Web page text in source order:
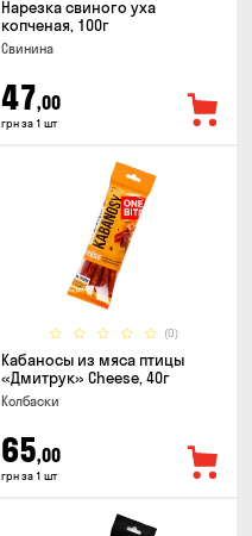
Нарезка свиного уха
копченая, 100г
Свинина
47,00
грн за 1 шт
(0)
Кабаносы из мяса птицы
«Дмитрук» Cheese, 40г
Колбаски
65,00
грн за 1 шт